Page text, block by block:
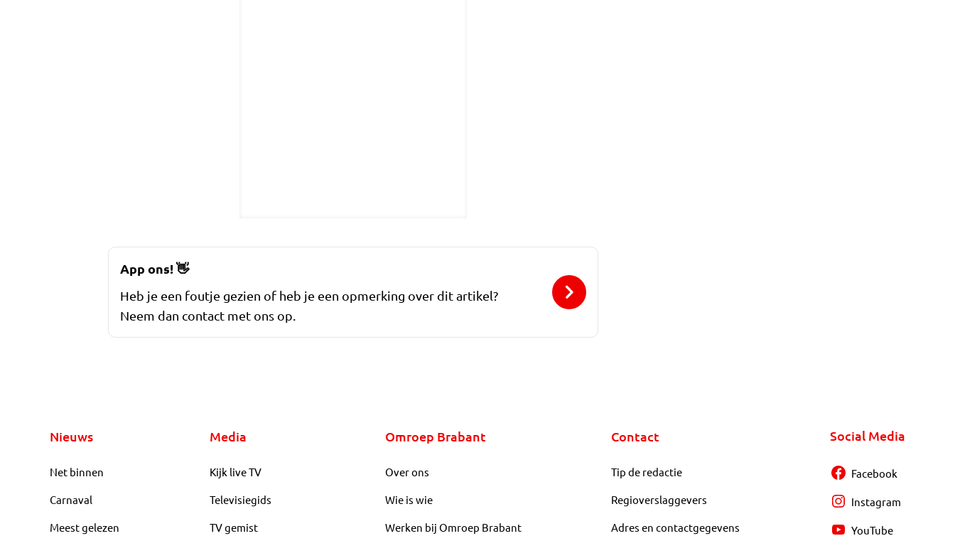
App ons!👋
Heb je een foutje gezien of heb je een opmerking over dit artikel?
Neem dan contact met ons op.
Nieuws
Net binnen
Carnaval
Meest gelezen
Media
Kijk live TV
Televisiegids
TV gemist
Omroep Brabant
Over ons
Wie is wie
Werken bij Omroep Brabant
Contact
Tip de redactie
Regioverslaggevers
Adres en contactgegevens
Social Media
Facebook
Instagram
YouTube